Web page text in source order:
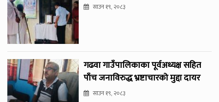
साउन १९, २०८३
गढवा गाउँपालिकाका पूर्वअध्यक्ष सहित
पाँच जनाविरुद्ध भ्रष्टाचारको मुद्दा दायर
साउन १९, २०८३